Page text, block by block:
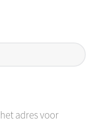
adres voor